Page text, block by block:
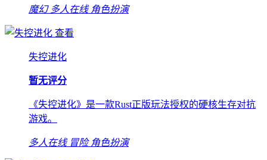
魔幻 多人在线 角色扮演
查看
失控进化
暂无评分
《失控进化》是一款Rust正版玩法授权的硬核生存对抗
游戏。
多人在线 冒险 角色扮演